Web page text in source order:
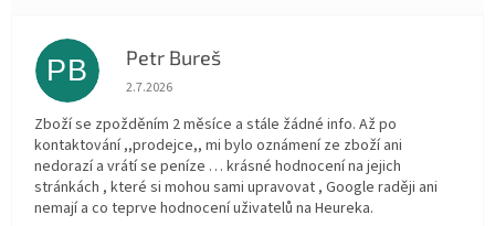
PB Petr Bureš
Hodnocení obchodu je 1 z 5 hvězdiček.
2.7.2026
Zboží se zpožděním 2 měsíce a stále žádné info. Až po
kontaktování ,,prodejce,, mi bylo oznámení ze zboží ani
nedorazí a vrátí se peníze … krásné hodnocení na jejich
stránkách , které si mohou sami upravovat , Google raději ani
nemají a co teprve hodnocení uživatelů na Heureka.